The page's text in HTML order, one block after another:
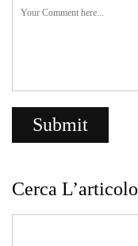
Cerca L’articolo